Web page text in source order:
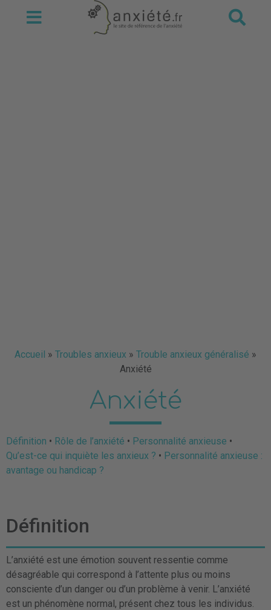
Accueil » Troubles anxieux » Trouble anxieux généralisé »
Anxiété
Anxiété
Définition • Rôle de l’anxiété • Personnalité anxieuse •
Qu’est-ce qui inquiète les anxieux ? • Personnalité anxieuse :
avantage ou handicap ?
Définition
L’anxiété est une émotion souvent ressentie comme
désagréable qui correspond à l’attente plus ou moins
consciente d’un danger ou d’un problème à venir. L’anxiété
est un phénomène normal, présent chez tous les individus.